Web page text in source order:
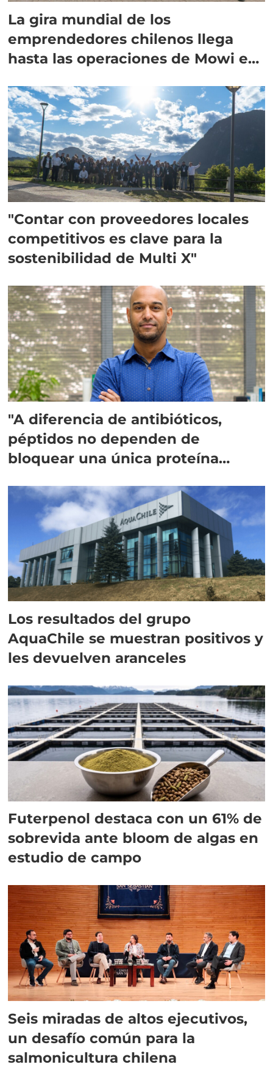
La gira mundial de los
emprendedores chilenos llega
hasta las operaciones de Mowi en
"Contar con proveedores locales
competitivos es clave para la
sostenibilidad de Multi X"
"A diferencia de antibióticos,
péptidos no dependen de
bloquear una única proteína
Los resultados del grupo
AquaChile se muestran positivos y
les devuelven aranceles
Futerpenol destaca con un 61% de
sobrevida ante bloom de algas en
estudio de campo
Seis miradas de altos ejecutivos,
un desafío común para la
salmonicultura chilena